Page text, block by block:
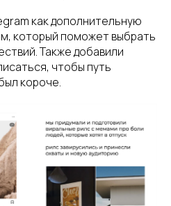
как дополнительную
который поможет выбрать
Также добавили
чтобы путь
короче.